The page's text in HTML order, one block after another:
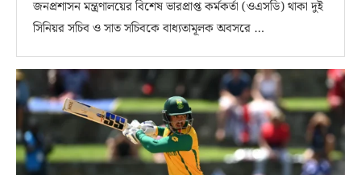
জনপ্রশাসন মন্ত্রণালয়ের বিশেষ ভারপ্রাপ্ত কর্মকর্তা (ওএসডি) থাকা দুই
সিনিয়র সচিব ও সাত সচিবকে বাধ্যতামূলক অবসরে …